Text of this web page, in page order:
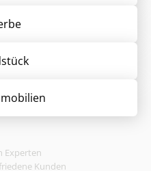
Experten
Kunden